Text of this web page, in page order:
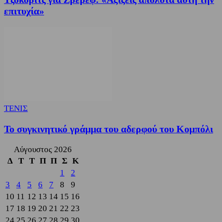
επιτυχία»
ΤΕΝΙΣ
Το συγκινητικό γράμμα του αδερφού του Κομπόλι
Αύγουστος 2026
Δ
Τ Τ Π Π Σ Κ
1
2
3
4 5 6 7 8
9
10 11 12 13 14 15 16
17 18 19 20 21 22 23